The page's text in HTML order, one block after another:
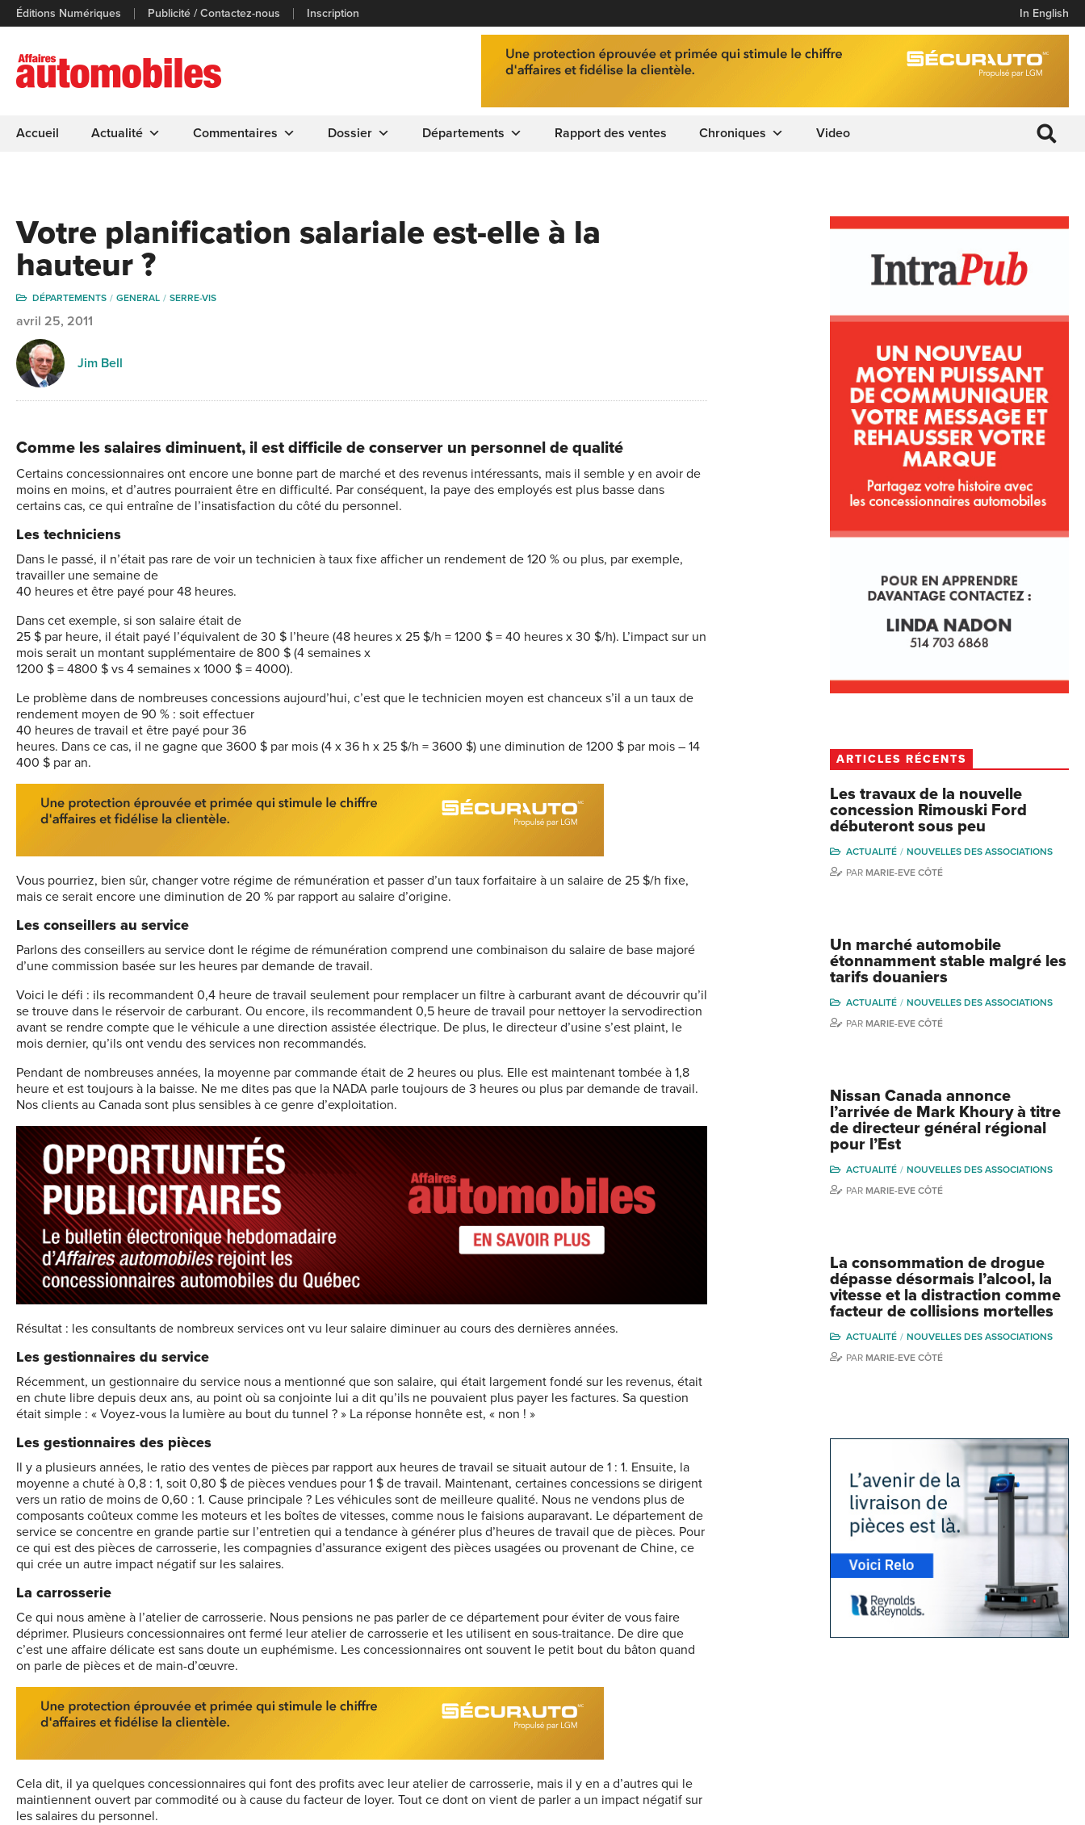
Éditions Numériques Publicité / Contactez-nous Inscription In English
Accueil Actualité Commentaires Dossier Départements Rapport des ventes Chroniques Video
Votre planification salariale est-elle à la
hauteur ?
DÉPARTEMENTS GENERAL SERRE-VIS
avril 25, 2011
Jim Bell
Comme les salaires diminuent, il est difficile de conserver un personnel de qualité
Certains concessionnaires ont encore une bonne part de marché et des revenus intéressants, mais il semble y en avoir de
moins en moins, et d’autres pourraient être en difficulté. Par conséquent, la paye des employés est plus basse dans
certains cas, ce qui entraîne de l’insatisfaction du côté du personnel.
Les techniciens
Dans le passé, il n’était pas rare de voir un technicien à taux fixe afficher un rendement de 120 % ou plus, par exemple,
travailler une semaine de
40 heures et être payé pour 48 heures.
Dans cet exemple, si son salaire était de
25 $ par heure, il était payé l’équivalent de 30 $ l’heure (48 heures x 25 $/h = 1200 $ = 40 heures x 30 $/h). L’impact sur un
mois serait un montant supplémentaire de 800 $ (4 semaines x
1200 $ = 4800 $ vs 4 semaines x 1000 $ = 4000).
Le problème dans de nombreuses concessions aujourd’hui, c’est que le technicien moyen est chanceux s’il a un taux de
rendement moyen de 90 % : soit effectuer
40 heures de travail et être payé pour 36
heures. Dans ce cas, il ne gagne que 3600 $ par mois (4 x 36 h x 25 $/h = 3600 $) une diminution de 1200 $ par mois – 14
400 $ par an.
Vous pourriez, bien sûr, changer votre régime de rémunération et passer d’un taux forfaitaire à un salaire de 25 $/h fixe,
mais ce serait encore une diminution de 20 % par rapport au salaire d’origine.
Les conseillers au service
Parlons des conseillers au service dont le régime de rémunération comprend une combinaison du salaire de base majoré
d’une commission basée sur les heures par demande de travail.
Voici le défi : ils recommandent 0,4 heure de travail seulement pour remplacer un filtre à carburant avant de découvrir qu’il
se trouve dans le réservoir de carburant. Ou encore, ils recommandent 0,5 heure de travail pour nettoyer la servodirection
avant se rendre compte que le véhicule a une direction assistée électrique. De plus, le directeur d’usine s’est plaint, le
mois dernier, qu’ils ont vendu des services non recommandés.
Pendant de nombreuses années, la moyenne par commande était de 2 heures ou plus. Elle est maintenant tombée à 1,8
heure et est toujours à la baisse. Ne me dites pas que la NADA parle toujours de 3 heures ou plus par demande de travail.
Nos clients au Canada sont plus sensibles à ce genre d’exploitation.
Résultat : les consultants de nombreux services ont vu leur salaire diminuer au cours des dernières années.
Les gestionnaires du service
Récemment, un gestionnaire du service nous a mentionné que son salaire, qui était largement fondé sur les revenus, était
en chute libre depuis deux ans, au point où sa conjointe lui a dit qu’ils ne pouvaient plus payer les factures. Sa question
était simple : « Voyez-vous la lumière au bout du tunnel ? » La réponse honnête est, « non ! »
Les gestionnaires des pièces
Il y a plusieurs années, le ratio des ventes de pièces par rapport aux heures de travail se situait autour de 1 : 1. Ensuite, la
moyenne a chuté à 0,8 : 1, soit 0,80 $ de pièces vendues pour 1 $ de travail. Maintenant, certaines concessions se dirigent
vers un ratio de moins de 0,60 : 1. Cause principale ? Les véhicules sont de meilleure qualité. Nous ne vendons plus de
composants coûteux comme les moteurs et les boîtes de vitesses, comme nous le faisions auparavant. Le département de
service se concentre en grande partie sur l’entretien qui a tendance à générer plus d’heures de travail que de pièces. Pour
ce qui est des pièces de carrosserie, les compagnies d’assurance exigent des pièces usagées ou provenant de Chine, ce
qui crée un autre impact négatif sur les salaires.
La carrosserie
Ce qui nous amène à l’atelier de carrosserie. Nous pensions ne pas parler de ce département pour éviter de vous faire
déprimer. Plusieurs concessionnaires ont fermé leur atelier de carrosserie et les utilisent en sous-traitance. De dire que
c’est une affaire délicate est sans doute un euphémisme. Les concessionnaires ont souvent le petit bout du bâton quand
on parle de pièces et de main-d’œuvre.
Cela dit, il ya quelques concessionnaires qui font des profits avec leur atelier de carrosserie, mais il y en a d’autres qui le
maintiennent ouvert par commodité ou à cause du facteur de loyer. Tout ce dont on vient de parler a un impact négatif sur
les salaires du personnel.
ARTICLES RÉCENTS
Les travaux de la nouvelle
concession Rimouski Ford
débuteront sous peu
ACTUALITÉ
NOUVELLES DES ASSOCIATIONS
PAR MARIE-EVE CÔTÉ
Un marché automobile
étonnamment stable malgré les
tarifs douaniers
ACTUALITÉ
NOUVELLES DES ASSOCIATIONS
PAR MARIE-EVE CÔTÉ
Nissan Canada annonce
l’arrivée de Mark Khoury à titre
de directeur général régional
pour l’Est
ACTUALITÉ
NOUVELLES DES ASSOCIATIONS
PAR MARIE-EVE CÔTÉ
La consommation de drogue
dépasse désormais l’alcool, la
vitesse et la distraction comme
facteur de collisions mortelles
ACTUALITÉ
NOUVELLES DES ASSOCIATIONS
PAR MARIE-EVE CÔTÉ